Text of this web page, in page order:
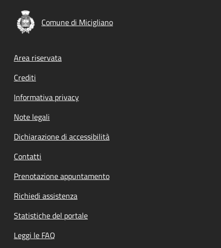
Comune di Micigliano
Footer menu
Area riservata
Crediti
Informativa privacy
Note legali
Dichiarazione di accessibilità
Contatti
Prenotazione appuntamento
Richiedi assistenza
Statistiche del portale
Leggi le FAQ